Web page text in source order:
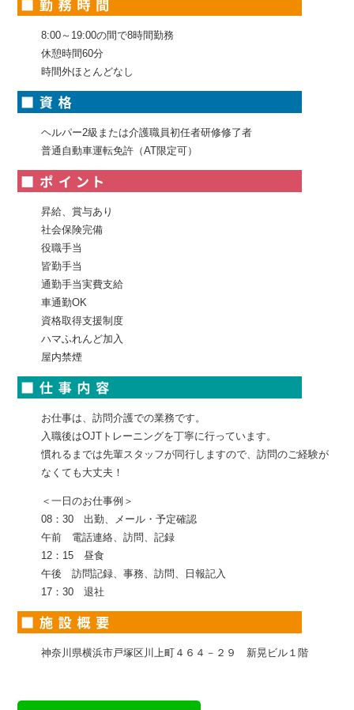
8:00～19:00の間で8時間勤務
休憩時間60分
時間外ほとんどなし
ヘルパー2級または介護職員初任者研修修了者
普通自動車運転免許（AT限定可）
昇給、賞与あり
社会保険完備
役職手当
皆勤手当
通勤手当実費支給
車通勤OK
資格取得支援制度
ハマふれんど加入
屋内禁煙
お仕事は、訪問介護での業務です。
入職後はOJTトレーニングを丁寧に行っています。
慣れるまでは先輩スタッフが同行しますので、訪問のご経験が
なくても大丈夫！
＜一日のお仕事例＞
08：30 出勤、メール・予定確認
午前 電話連絡、訪問、記録
12：15 昼食
午後 訪問記録、事務、訪問、日報記入
17：30 退社
神奈川県横浜市戸塚区川上町４６４－２９ 新晃ビル１階